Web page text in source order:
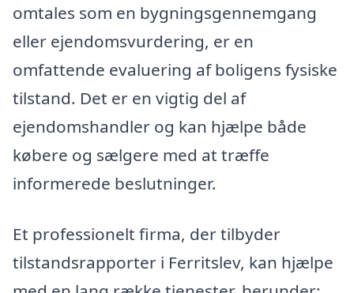
omtales som en bygningsgennemgang
eller ejendomsvurdering, er en
omfattende evaluering af boligens fysiske
tilstand. Det er en vigtig del af
ejendomshandler og kan hjælpe både
købere og sælgere med at træffe
informerede beslutninger.
Et professionelt firma, der tilbyder
tilstandsrapporter i Ferritslev, kan hjælpe